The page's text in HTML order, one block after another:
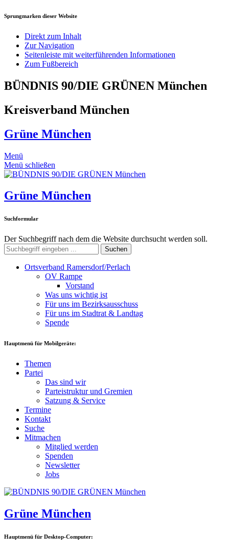
Sprungmarken dieser Website
Direkt zum Inhalt
Zur Navigation
Seitenleiste mit weiterführenden Informationen
Zum Fußbereich
BÜNDNIS 90/DIE GRÜNEN München
Kreisverband München
Grüne München
Menü
Menü schließen
Grüne München
Suchformular
Der Suchbegriff nach dem die Website durchsucht werden soll.
Suchen
Ortsverband Ramersdorf/Perlach
OV Rampe
Vorstand
Was uns wichtig ist
Für uns im Bezirksausschuss
Für uns im Stadtrat & Landtag
Spende
Hauptmenü für Mobilgeräte:
Themen
Partei
Das sind wir
Parteistruktur und Gremien
Satzung & Service
Termine
Kontakt
Suche
Mitmachen
Mitglied werden
Spenden
Newsletter
Jobs
Grüne München
Hauptmenü für Desktop-Computer: